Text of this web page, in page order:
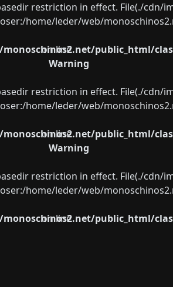
restriction in effect. File(./
home/leder/web/
public_html/
on line
Warning
restriction in effect. File(./
home/leder/web/
public_html/
on line
Warning
restriction in effect. File(./
home/leder/web/
public_html/
on line